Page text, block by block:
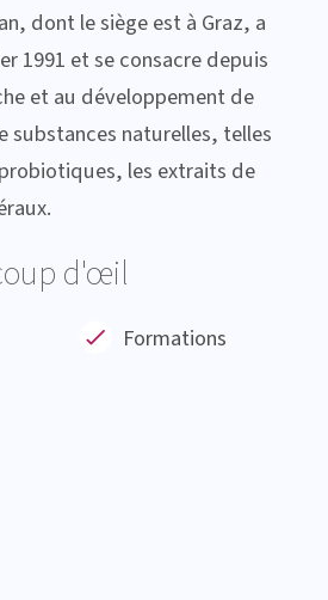
dont le siège est à Graz, a
1991 et se consacre depuis
et au développement de
substances naturelles, telles
les extraits de
d'œil
Formations